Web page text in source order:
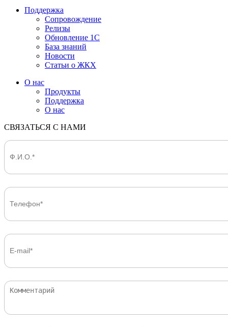
Поддержка
Сопровождение
Релизы
Обновление 1С
База знаний
Новости
Статьи о ЖКХ
О нас
Продукты
Поддержка
О нас
СВЯЗАТЬСЯ С НАМИ